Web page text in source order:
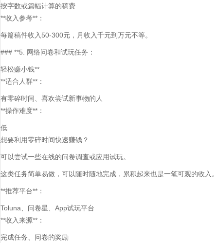
按字数或篇幅计算的稿费
**收入参考**：
每篇稿件收入50-300元，月收入千元到万元不等。
### **5. 网络问卷和试玩任务：
轻松赚小钱**
**适合人群**：
有零碎时间、喜欢尝试新事物的人
**操作难度**：
低
想要利用零碎时间快速赚钱？
可以尝试一些在线的问卷调查或应用试玩。
这类任务简单易做，可以随时随地完成，累积起来也是一笔可观的收入。
**推荐平台**：
Toluna、问卷星、App试玩平台
**收入来源**：
完成任务、问卷的奖励